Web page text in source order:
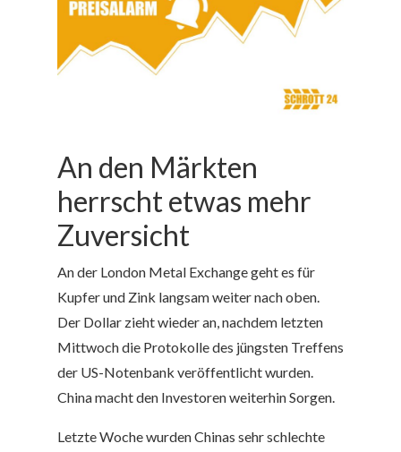
An den Märkten
herrscht etwas mehr
Zuversicht
An der London Metal Exchange geht es für
Kupfer und Zink langsam weiter nach oben.
Der Dollar zieht wieder an, nachdem letzten
Mittwoch die Protokolle des jüngsten Treffens
der US-Notenbank veröffentlicht wurden.
China macht den Investoren weiterhin Sorgen.
Letzte Woche wurden Chinas sehr schlechte